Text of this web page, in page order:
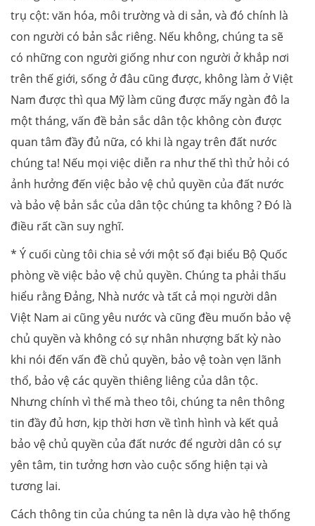
trụ cột: văn hóa, môi trường và di sản, và đó chính là
con người có bản sắc riêng. Nếu không, chúng ta sẽ
có những con người giống như con người ở khắp nơi
trên thế giới, sống ở đâu cũng được, không làm ở Việt
Nam được thì qua Mỹ làm cũng được mấy ngàn đô la
một tháng, vấn đề bản sắc dân tộc không còn được
quan tâm đầy đủ nữa, có khi là ngay trên đất nước
chúng ta! Nếu mọi việc diễn ra như thế thì thử hỏi có
ảnh hưởng đến việc bảo vệ chủ quyền của đất nước
và bảo vệ bản sắc của dân tộc chúng ta không ? Đó là
điều rất cần suy nghĩ.
* Ý cuối cùng tôi chia sẻ với một số đại biểu Bộ Quốc
phòng về việc bảo vệ chủ quyền. Chúng ta phải thấu
hiểu rằng Đảng, Nhà nước và tất cả mọi người dân
Việt Nam ai cũng yêu nước và cũng đều muốn bảo vệ
chủ quyền và không có sự nhân nhượng bất kỳ nào
khi nói đến vấn đề chủ quyền, bảo vệ toàn vẹn lãnh
thổ, bảo vệ các quyền thiêng liêng của dân tộc.
Nhưng chính vì thế mà theo tôi, chúng ta nên thông
tin đầy đủ hơn, kịp thời hơn về tình hình và kết quả
bảo vệ chủ quyền của đất nước để người dân có sự
yên tâm, tin tưởng hơn vào cuộc sống hiện tại và
tương lai.
Cách thông tin của chúng ta nên là dựa vào hệ thống